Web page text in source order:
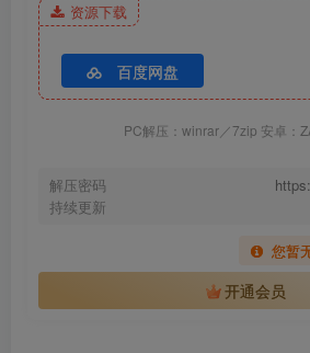
资源下载
百度网盘
PC解压：winrar／7zip 安卓：
解压密码
持续更新
您暂
开通会员